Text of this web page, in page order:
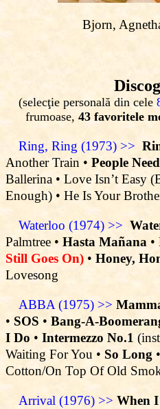
Bjorn,
(selecţie personală din cele
frumoase, 43 favoritele
Ring, Ring (1973) >>
Another Train • People
Ballerina • Love Isn’t Easy
Enough) • He Is Your
Waterloo (1974) >>
Palmtree • Hasta Mañana •
Still Goes On) • Honey,
Lovesong
ABBA (1975) >>
• SOS • Bang-A-
I Do • Intermezzo No.1
Waiting For You • So Long
Cotton/On Top Of Old
Arrival (1976) >> When I